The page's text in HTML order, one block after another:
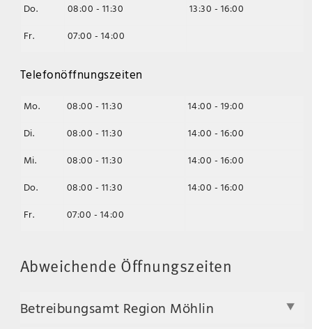
Do.
08:00 - 11:30
13:30 - 16:00
Fr.
07:00 - 14:00
Telefonöffnungszeiten
Mo. 08:00 - 11:30
14:00 - 19:00
Di.
08:00 - 11:30
14:00 - 16:00
Mi.
08:00 - 11:30
14:00 - 16:00
Do.
08:00 - 11:30
14:00 - 16:00
Fr.
07:00 - 14:00
Abweichende Öffnungszeiten
Betreibungsamt Region Möhlin